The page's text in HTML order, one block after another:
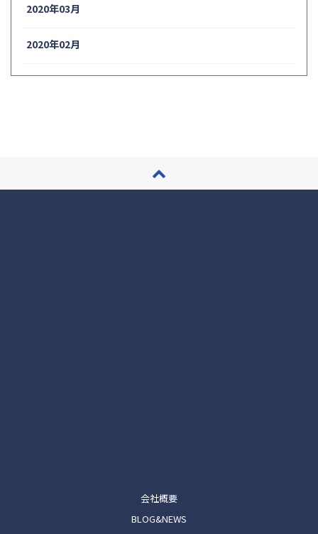
2020年03月
2020年02月
会社概要
BLOG&NEWS